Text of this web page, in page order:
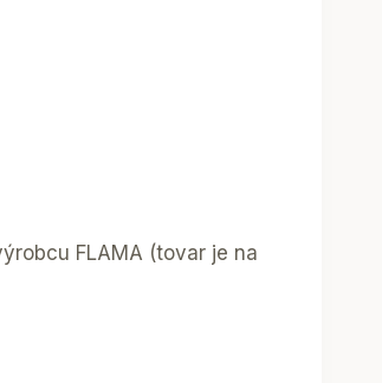
FLAMA (tovar je na